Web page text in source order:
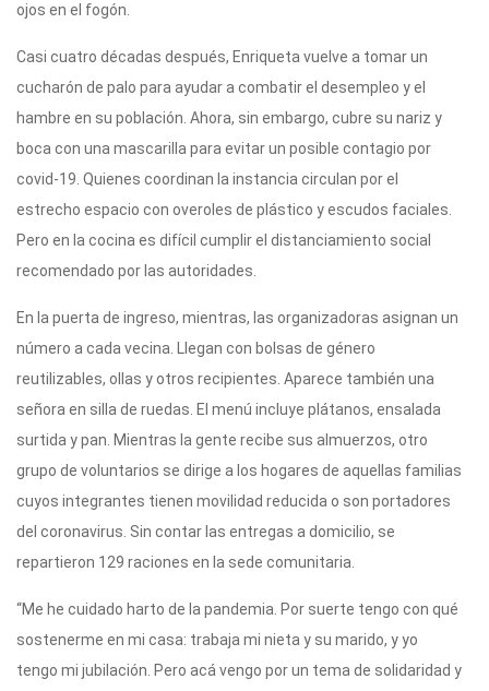
ojos en el fogón.
Casi cuatro décadas después, Enriqueta vuelve a tomar un
cucharón de palo para ayudar a combatir el desempleo y el
hambre en su población. Ahora, sin embargo, cubre su nariz y
boca con una mascarilla para evitar un posible contagio por
covid-19. Quienes coordinan la instancia circulan por el
estrecho espacio con overoles de plástico y escudos faciales.
Pero en la cocina es difícil cumplir el distanciamiento social
recomendado por las autoridades.
En la puerta de ingreso, mientras, las organizadoras asignan un
número a cada vecina. Llegan con bolsas de género
reutilizables, ollas y otros recipientes. Aparece también una
señora en silla de ruedas. El menú incluye plátanos, ensalada
surtida y pan. Mientras la gente recibe sus almuerzos, otro
grupo de voluntarios se dirige a los hogares de aquellas familias
cuyos integrantes tienen movilidad reducida o son portadores
del coronavirus. Sin contar las entregas a domicilio, se
repartieron 129 raciones en la sede comunitaria.
“Me he cuidado harto de la pandemia. Por suerte tengo con qué
sostenerme en mi casa: trabaja mi nieta y su marido, y yo
tengo mi jubilación. Pero acá vengo por un tema de solidaridad y